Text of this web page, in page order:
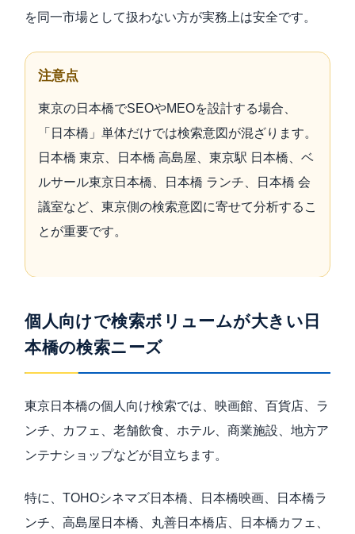
を同一市場として扱わない方が実務上は安全です。
注意点
東京の日本橋でSEOやMEOを設計する場合、
「日本橋」単体だけでは検索意図が混ざります。
日本橋 東京、日本橋 高島屋、東京駅 日本橋、ベ
ルサール東京日本橋、日本橋 ランチ、日本橋 会
議室など、東京側の検索意図に寄せて分析するこ
とが重要です。
個人向けで検索ボリュームが大きい日
本橋の検索ニーズ
東京日本橋の個人向け検索では、映画館、百貨店、ラ
ンチ、カフェ、老舗飲食、ホテル、商業施設、地方ア
ンテナショップなどが目立ちます。
特に、TOHOシネマズ日本橋、日本橋映画、日本橋ラ
ンチ、高島屋日本橋、丸善日本橋店、日本橋カフェ、